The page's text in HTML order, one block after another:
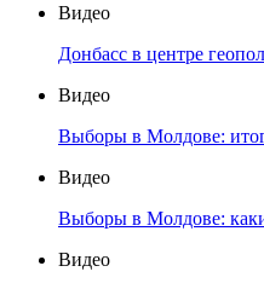
Видео
Донбасс в центре
Видео
Выборы в Молдове:
Видео
Выборы в Молдове:
Видео